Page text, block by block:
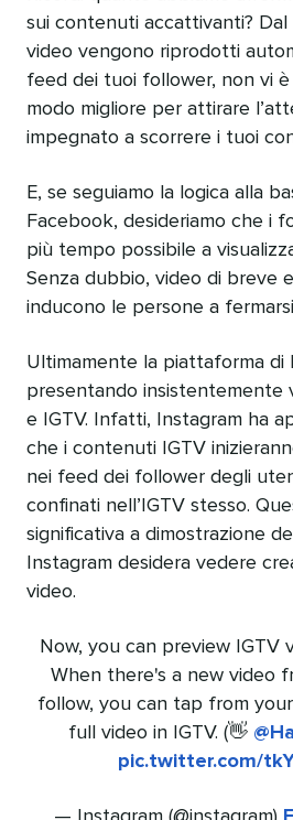
sui contenuti accattivanti?
video vengono riprodotti
feed dei tuoi follower, non vi
modo migliore per attirare
impegnato a scorrere i tuoi
E, se seguiamo la logica alla
Facebook, desideriamo che i
più tempo possibile a
Senza dubbio, video di breve
inducono le persone a
Ultimamente la piattaforma di
presentando insistentemente
e IGTV. Infatti, Instagram ha
che i contenuti IGTV
nei feed dei follower degli
confinati nell’IGTV stesso.
significativa a dimostrazione
Instagram desidera vedere
video.
Now, you can preview IGTV
When there's a new video
follow, you can tap from
full video in IGTV. (👋
pic.twitter.com/